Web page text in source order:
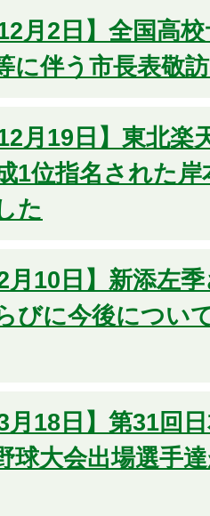
12月2日】全国高
に伴う市長表敬
12月19日】東北
1位指名された
た
2月10日】新添左
びに今後につい
3月18日】第31回
球大会出場選手